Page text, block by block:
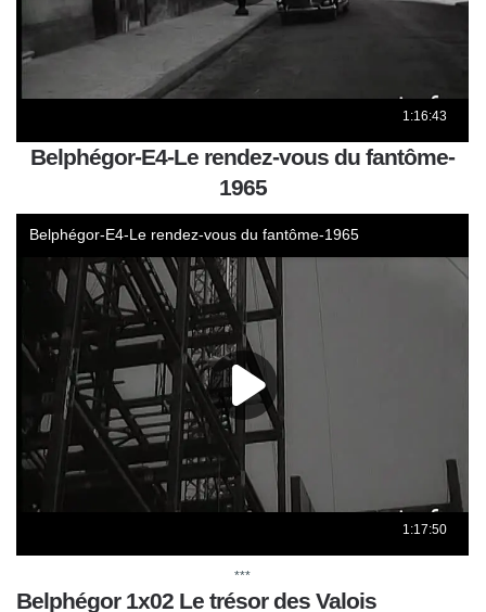
Belphégor-E4-Le rendez-vous du fantôme-
1965
***
Belphégor 1x02 Le trésor des Valois